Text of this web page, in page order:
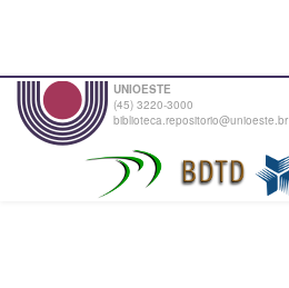
UNIOESTE
(45) 3220-3000
biblioteca.repositorio@unioeste.br